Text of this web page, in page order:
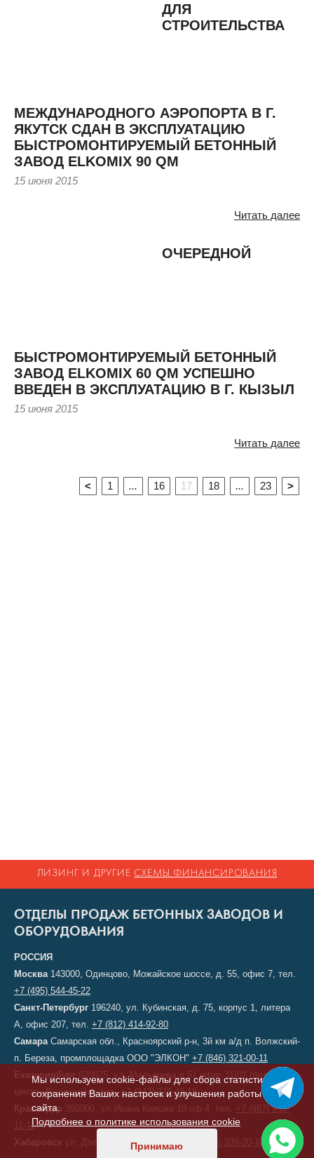
ДЛЯ
СТРОИТЕЛЬСТВА
МЕЖДУНАРОДНОГО АЭРОПОРТА В Г.
ЯКУТСК СДАН В ЭКСПЛУАТАЦИЮ
БЫСТРОМОНТИРУЕМЫЙ БЕТОННЫЙ
ЗАВОД ELKOMIX 90 QM
15 июня 2015
Читать далее
ОЧЕРЕДНОЙ
БЫСТРОМОНТИРУЕМЫЙ БЕТОННЫЙ
ЗАВОД ELKOMIX 60 QM УСПЕШНО
ВВЕДЕН В ЭКСПЛУАТАЦИЮ В Г. КЫЗЫЛ
15 июня 2015
Читать далее
< 1 ... 16 17 18 ... 23 >
ЛИЗИНГ И ДРУГИЕ СХЕМЫ ФИНАНСИРОВАНИЯ
ОТДЕЛЫ ПРОДАЖ БЕТОННЫХ ЗАВОДОВ И
ОБОРУДОВАНИЯ
РОССИЯ
Москва143000, Одинцово, Можайское шоссе, д. 55, офис 7, тел.
+7 (495) 544-45-22
Санкт-Петербург 196240, ул. Кубинская, д. 75, корпус 1, литера
А, офис 207, тел. +7 (812) 414-92-80
СамараСамарская обл., Красноярский р-н, 3й км а/д п. Волжский-
п. Береза, промплощадка ООО "ЭЛКОН" +7 (846) 321-00-11
Екатеринбург 620075, ул. Малышева д.51 офис 11/01 (бизнес-
центр «Высоцкий»), тел. +7 (343) 378-41-18
Краснодар 350000, ул.Ивана Кияшко 10 оф 4, тел. +7 (987) 950-
11-11
Хабаровск ул. Дзержинского, д. 6, тел. +7 (914) 339-20-10
Мы используем cookie-файлы для сбора статистики,
сохранения Ваших настроек и улучшения работы
сайта.
Подробнее о политике использования cookie
Принимаю